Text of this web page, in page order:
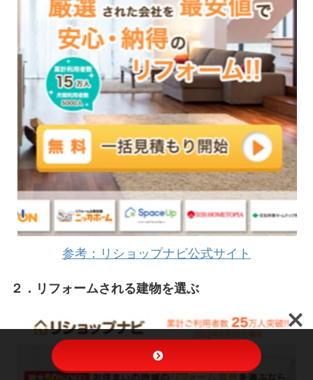
参考：リショップナビ公式サイト
２．リフォームされる建物を選ぶ